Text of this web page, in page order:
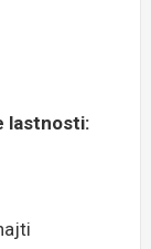
lastnosti: